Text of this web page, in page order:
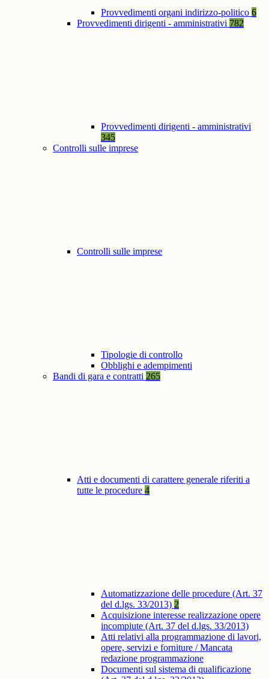
Provvedimenti organi indirizzo-politico 6
Provvedimenti dirigenti - amministrativi 782
Provvedimenti dirigenti - amministrativi
345
Controlli sulle imprese
Controlli sulle imprese
Tipologie di controllo
Obblighi e adempimenti
Bandi di gara e contratti 265
Atti e documenti di carattere generale riferiti a
tutte le procedure 4
Automatizzazione delle procedure (Art. 37
del d.lgs. 33/2013) 2
Acquisizione interesse realizzazione opere
incompiute (Art. 37 del d.lgs. 33/2013)
Atti relativi alla programmazione di lavori,
opere, servizi e forniture / Mancata
redazione programmazione
Documenti sul sistema di qualificazione